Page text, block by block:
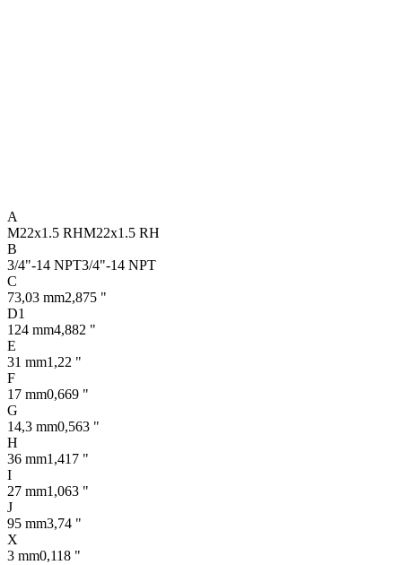
A
M22x1.5 RHM22x1.5 RH
B
3/4"-14 NPT3/4"-14 NPT
C
73,03 mm2,875 "
D1
124 mm4,882 "
E
31 mm1,22 "
F
17 mm0,669 "
G
14,3 mm0,563 "
H
36 mm1,417 "
I
27 mm1,063 "
J
95 mm3,74 "
X
3 mm0,118 "